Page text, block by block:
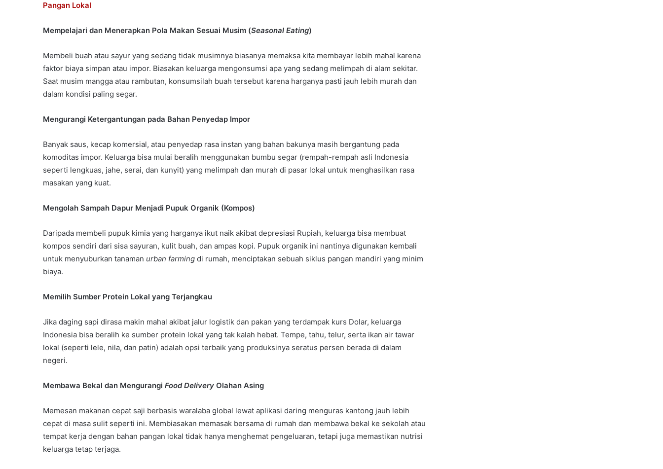
Pangan Lokal
Mempelajari dan Menerapkan Pola Makan Sesuai Musim (Seasonal Eating)
Membeli buah atau sayur yang sedang tidak musimnya biasanya memaksa kita membayar lebih mahal karena
faktor biaya simpan atau impor. Biasakan keluarga mengonsumsi apa yang sedang melimpah di alam sekitar.
Saat musim mangga atau rambutan, konsumsilah buah tersebut karena harganya pasti jauh lebih murah dan
dalam kondisi paling segar.
Mengurangi Ketergantungan pada Bahan Penyedap Impor
Banyak saus, kecap komersial, atau penyedap rasa instan yang bahan bakunya masih bergantung pada
komoditas impor. Keluarga bisa mulai beralih menggunakan bumbu segar (rempah-rempah asli Indonesia
seperti lengkuas, jahe, serai, dan kunyit) yang melimpah dan murah di pasar lokal untuk menghasilkan rasa
masakan yang kuat.
Mengolah Sampah Dapur Menjadi Pupuk Organik (Kompos)
Daripada membeli pupuk kimia yang harganya ikut naik akibat depresiasi Rupiah, keluarga bisa membuat
kompos sendiri dari sisa sayuran, kulit buah, dan ampas kopi. Pupuk organik ini nantinya digunakan kembali
untuk menyuburkan tanaman urban farming di rumah, menciptakan sebuah siklus pangan mandiri yang minim
biaya.
Memilih Sumber Protein Lokal yang Terjangkau
Jika daging sapi dirasa makin mahal akibat jalur logistik dan pakan yang terdampak kurs Dolar, keluarga
Indonesia bisa beralih ke sumber protein lokal yang tak kalah hebat. Tempe, tahu, telur, serta ikan air tawar
lokal (seperti lele, nila, dan patin) adalah opsi terbaik yang produksinya seratus persen berada di dalam
negeri.
Membawa Bekal dan Mengurangi Food Delivery Olahan Asing
Memesan makanan cepat saji berbasis waralaba global lewat aplikasi daring menguras kantong jauh lebih
cepat di masa sulit seperti ini. Membiasakan memasak bersama di rumah dan membawa bekal ke sekolah atau
tempat kerja dengan bahan pangan lokal tidak hanya menghemat pengeluaran, tetapi juga memastikan nutrisi
keluarga tetap terjaga.